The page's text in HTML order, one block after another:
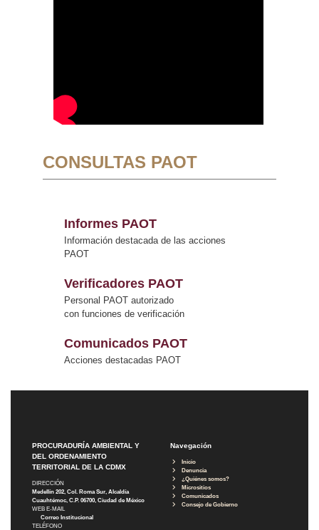
CONSULTAS PAOT
Informes PAOT
Información destacada de las acciones
PAOT
Verificadores PAOT
Personal PAOT autorizado
con funciones de verificación
Comunicados PAOT
Acciones destacadas PAOT
PROCURADURÍA AMBIENTAL Y
DEL ORDENAMIENTO
TERRITORIAL DE LA CDMX
DIRECCIÓN
Medellín 202, Col. Roma Sur, Alcaldía
Cuauhtémoc, C.P. 06700, Ciudad de México
WEB E-MAIL
Correo Institucional
TELÉFONO
Navegación
Inicio
Denuncia
¿Quiénes somos?
Micrositios
Comunicados
Consejo de Gobierno